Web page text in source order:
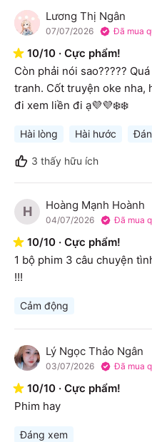
L Lương Thị Ngân
07/07/2026 Đã mua
10/10 · Cực phẩm!
Còn phải nói sao?????
tranh. Cốt truyện oke nha,
đi xem liền đi ạ💜💜❄️❄️
Hài lòng Hài hước
3 thấy hữu ích
H Hoàng Mạnh Hoành
04/07/2026 Đã mua
10/10 · Cực phẩm!
1 bộ phim 3 câu chuyện
!!!
Cảm động
L Lý Ngọc Thảo Ngân
03/07/2026 Đã mua
10/10 · Cực phẩm!
Phim hay
Đáng xem